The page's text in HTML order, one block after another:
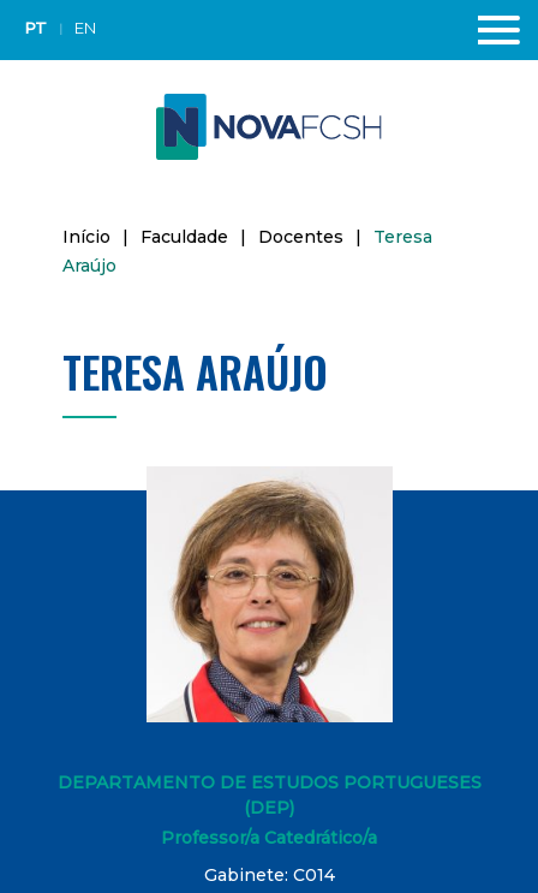
PT EN
Início | Faculdade | Docentes |
Teresa
Araújo
TERESA ARAÚJO
DEPARTAMENTO DE ESTUDOS PORTUGUESES
(DEP)
Professor/a Catedrático/a
Gabinete: C014